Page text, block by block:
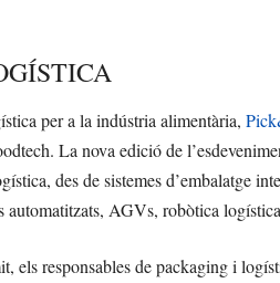
per a la indústria alimentària,
La nova edició de
des de sistemes d’embalatge
AGVs, robòtica
responsables de packaging i